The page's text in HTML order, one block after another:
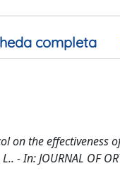
completa
on the effectiveness
L.. - In: JOURNAL OF